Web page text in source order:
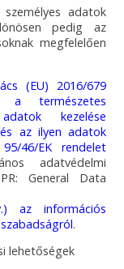
adatok
pedig az
megfelelően
(EU) 2016/679
a természetes
kezelése
az ilyen adatok
46/EK rendelet
adatvédelmi
General Data
az információs
.
lehetőségek